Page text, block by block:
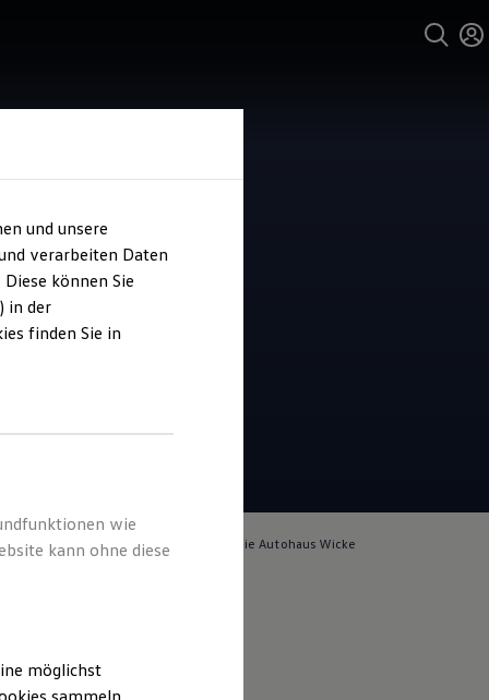
Wicke
4.2| 43 Bewertungen
für die Inhalte auf dieser Seite ist die Autohaus Wicke
und unsere
verarbeiten Daten
können Sie
in der
finden Sie in
wie
kann ohne diese
möglichst
sammeln